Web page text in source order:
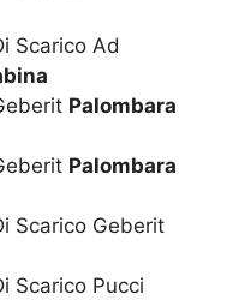
Scarico Ad
Palombara
Palombara
Scarico Geberit
Scarico Pucci